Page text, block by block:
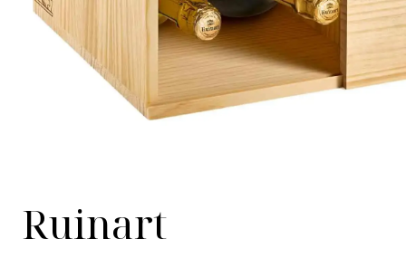
Ruinart